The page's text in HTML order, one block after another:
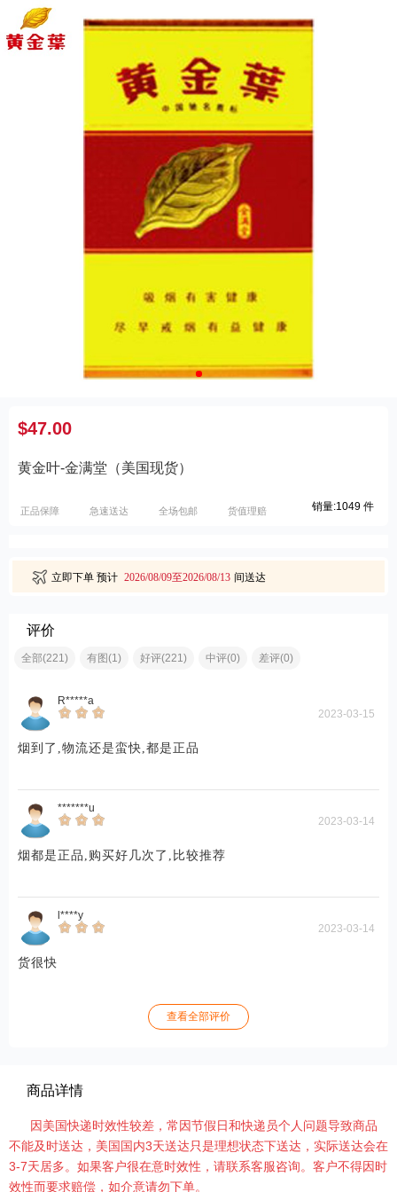

详

$47.00
黄金叶-金满堂（美国现货）
正品保障 急速送达 全场包邮 货值理赔 销量:1049 件
立即下单 预计 2026/08/09至2026/08/13 间送达
评价
全部(221) 有图(1) 好评(221) 中评(0) 差评(0)
R*****a
2023-03-15
烟到了,物流还是蛮快,都是正品
*******u
2023-03-14
烟都是正品,购买好几次了,比较推荐
l****y
2023-03-14
货很快
查看全部评价
商品详情
因美国快递时效性较差，常因节假日和快递员个人问题导致商品
不能及时送达，美国国内3天送达只是理想状态下送达，实际送达会在
3-7天居多。如果客户很在意时效性，请联系客服咨询。客户不得因时
效性而要求赔偿，如介意请勿下单。